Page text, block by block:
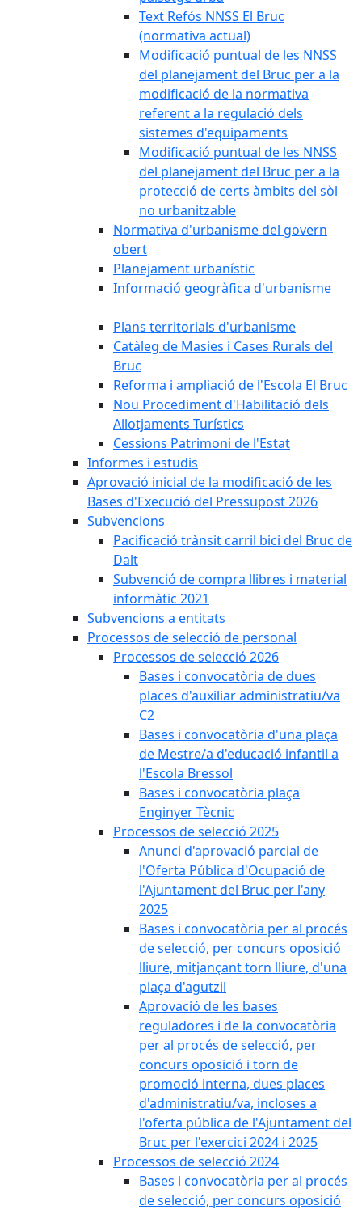
Text Refós NNSS El Bruc
(normativa actual)
Modificació puntual de les NNSS
del planejament del Bruc per a la
modificació de la normativa
referent a la regulació dels
sistemes d'equipaments
Modificació puntual de les NNSS
del planejament del Bruc per a la
protecció de certs àmbits del sòl
no urbanitzable
Normativa d'urbanisme del govern
obert
Planejament urbanístic
Informació geogràfica d'urbanisme
Plans territorials d'urbanisme
Catàleg de Masies i Cases Rurals del
Bruc
Reforma i ampliació de l'Escola El Bruc
Nou Procediment d'Habilitació dels
Allotjaments Turístics
Cessions Patrimoni de l'Estat
Informes i estudis
Aprovació inicial de la modificació de les
Bases d'Execució del Pressupost 2026
Subvencions
Pacificació trànsit carril bici del Bruc de
Dalt
Subvenció de compra llibres i material
informàtic 2021
Subvencions a entitats
Processos de selecció de personal
Processos de selecció 2026
Bases i convocatòria de dues
places d'auxiliar administratiu/va
C2
Bases i convocatòria d'una plaça
de Mestre/a d'educació infantil a
l'Escola Bressol
Bases i convocatòria plaça
Enginyer Tècnic
Processos de selecció 2025
Anunci d'aprovació parcial de
l'Oferta Pública d'Ocupació de
l'Ajuntament del Bruc per l'any
2025
Bases i convocatòria per al procés
de selecció, per concurs oposició
lliure, mitjançant torn lliure, d'una
plaça d'agutzil
Aprovació de les bases
reguladores i de la convocatòria
per al procés de selecció, per
concurs oposició i torn de
promoció interna, dues places
d'administratiu/va, incloses a
l'oferta pública de l'Ajuntament del
Bruc per l'exercici 2024 i 2025
Processos de selecció 2024
Bases i convocatòria per al procés
de selecció, per concurs oposició